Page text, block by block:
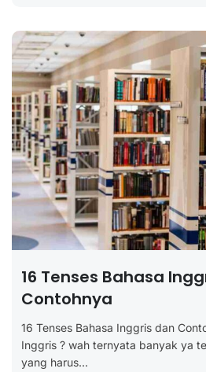
16 Tenses Bahasa
Contohnya
16 Tenses Bahasa Inggris dan
Inggris ? wah ternyata banyak ya
yang harus...